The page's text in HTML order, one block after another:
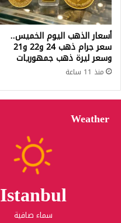
أسعار الذهب اليوم الخميس..
سعر جرام ذهب 24 و22 و21
وسعر ليرة ذهب جمهوريات
منذ 11 ساعة
Weather
Istanbul
سماء صافية